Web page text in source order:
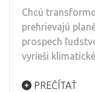
Chcú
prehrievajú
prospech
vyrieši
PREČÍTAŤ